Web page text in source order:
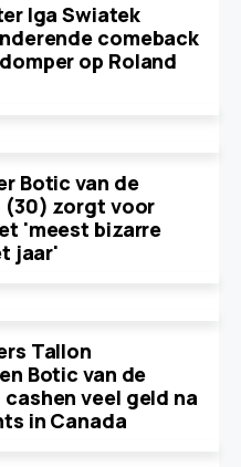
Iga Swiatek
comeback
op Roland
Botic van de
(30) zorgt voor
'meest bizarre
jaar'
Tallon
Botic van de
veel geld na
in Canada